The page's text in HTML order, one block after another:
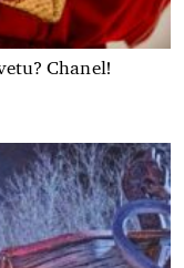
Chanel!